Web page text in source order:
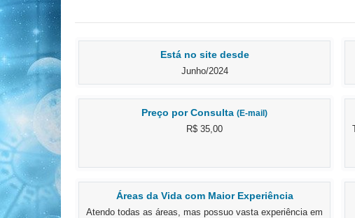
Está no site desde
Junho/2024
Preço por Consulta (E-mail)
R$ 35,00
Áreas da Vida com Maior Experiência
Atendo todas as áreas, mas possuo vasta experiência em